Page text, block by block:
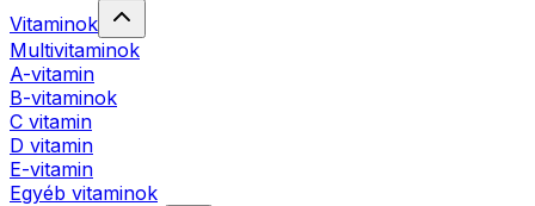
Vitaminok
Multivitaminok
A-vitamin
B-vitaminok
C vitamin
D vitamin
E-vitamin
Egyéb vitaminok